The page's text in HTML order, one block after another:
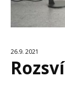
26.9. 2021